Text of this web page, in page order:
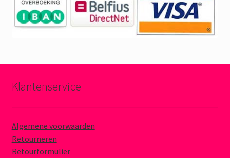
Klantenservice
Algemene voorwaarden
Retourneren
Retourformulier